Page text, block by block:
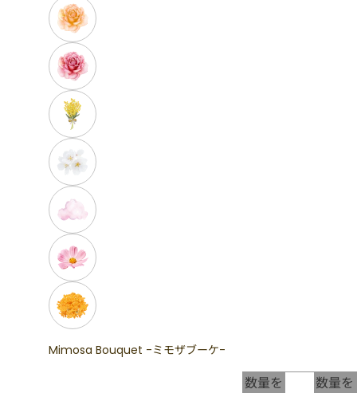
Mimosa Bouquet -ミモザブーケ-
数量を
数量を